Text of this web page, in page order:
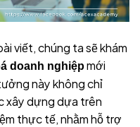
viết, chúng ta sẽ khám
doanh nghiệpmới
này không chỉ
xây dựng dựa trên
thực tế, nhằm hỗ trợ